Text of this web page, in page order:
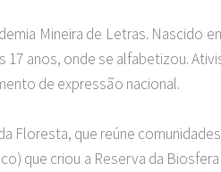
Mineira de Letras. Nascido
17 anos, onde se alfabetizou.
de expressão nacional.
que reúne
que criou a Reserva da